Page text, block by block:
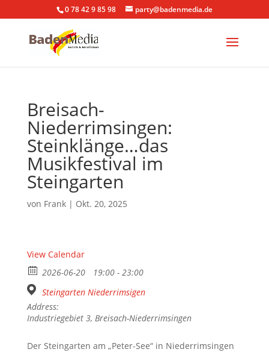
0 78 42 9 85 98 party@badenmedia.de
Breisach-
Niederrimsingen:
Steinklänge…das
Musikfestival im
Steingarten
von Frank| Okt. 20, 2025
View Calendar
2026-06-20
19:00 - 23:00
Steingarten Niederrimsigen
Address:
Industriegebiet 3, Breisach-Niederrimsingen
Der Steingarten am „Peter-See“ in Niederrimsingen